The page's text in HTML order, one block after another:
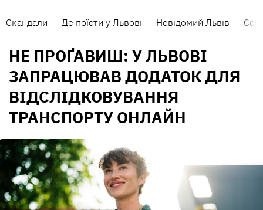
Скандали Де поїсти у Львові Невідомий Львів
НЕ ПРОҐАВИШ: У ЛЬВОВІ
ЗАПРАЦЮВАВ ДОДАТОК ДЛЯ
ВІДСЛІДКОВУВАННЯ
ТРАНСПОРТУ ОНЛАЙН